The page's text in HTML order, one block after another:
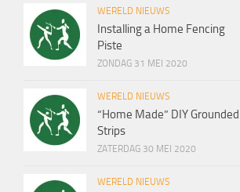
WERELD NIEUWS
Installing a Home Fencing
Piste
ZONDAG 31 MEI 2020
WERELD NIEUWS
“Home Made” DIY Grounded
Strips
ZATERDAG 30 MEI 2020
WERELD NIEUWS